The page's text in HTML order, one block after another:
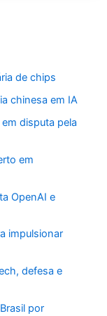
de chips
chinesa em IA
disputa pela
em
OpenAI e
impulsionar
defesa e
por